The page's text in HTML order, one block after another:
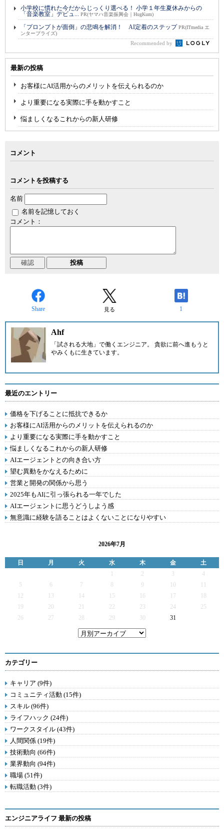
小学校に慣れた今だからじっくり選べる！ 小学１年生夏休みからの
「音楽教室」デビュ... PR(ヤマハ音楽振興会｜HugKum)
「プロンプトが面倒」の悲鳴を解消！ AI定着のステップPR(ITmedia エ
ンタープライズ)
Recommended by
最新の投稿
お客様にAI活用からのメリットを伝えられるのか
より重要になる実際に手を動かすこと
悩ましくなるこれからの新人研修
コメント
コメントを投稿する
名前
名前を記憶しておく
コメント：
Share 見る 1
Ahf
「試される大地」で働くエンジニア。 貪欲に前へ進もうと
やみくもに生きています。
最近のエントリー
価格を下げることに抵抗できるか
お客様にAI活用からのメリットを伝えられるのか
より重要になる実際に手を動かすこと
悩ましくなるこれからの新人研修
AIエージェントとの向き合い方
望む異動をかなえるために
営業と開発の関係から思う
2025年もAIに引っ張られる一年でした
AIエージェントに思うどうしよう感
無意識に経験を語ることはよくないことになりやすい
2026年7月
日 月 火 水 木 金
土
2 3
4
5
6 7 9
12
13 14 15 16 17
19
20 21 22 23 24
25
26
27 28 29 30 31
カテゴリー
キャリア (9件)
コミュニティ活動 (15件)
スキル (96件)
ライフハック (24件)
ワークスタイル (43件)
人間関係 (19件)
技術動向 (66件)
業界動向 (94件)
職場 (51件)
転職活動 (3件)
エンジニアライフ 最新の投稿